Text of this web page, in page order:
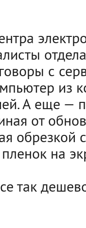
с
из
А еще —
от
обрезкой
на
так